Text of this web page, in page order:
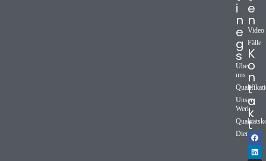
i
n
e
g
s
Über
uns
Unser
Werk
Dienst
e
n
Video
Fälle
K
o
n
t
a
k
t